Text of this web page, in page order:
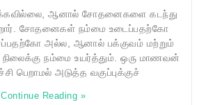
ஆனால் சோதனைகளை கடந்து
சோதனைகள் நம்மை உடைப்பதற்கோ
அல்ல, ஆனால் பக்குவம் மற்றும்
நம்மை உயர்த்தும். ஒரு மாணவன்
பெறாமல் அடுத்த வகுப்புக்குச்
Continue Reading »